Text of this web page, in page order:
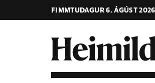
FIMMTUDAGUR 6. ÁGÚST 2026